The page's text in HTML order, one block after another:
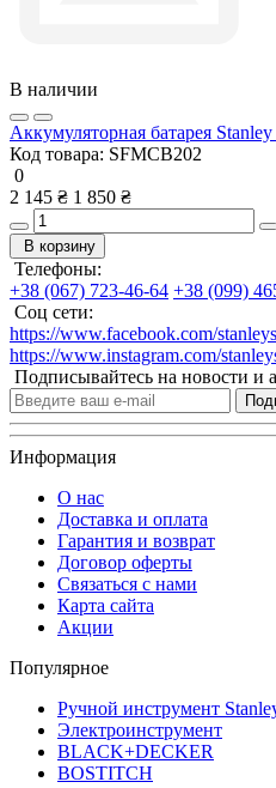
В наличии
Аккумуляторная батарея
Код товара: SFMCB202
0
2 145 ₴ 1 850 ₴
В корзину
Телефоны:
+38 (067) 723-46-64 +38 (099)
Соц сети:
https://www.facebook.com/
https://www.instagram.com/
Подписывайтесь на новости и
Информация
О нас
Доставка и оплата
Гарантия и возврат
Договор оферты
Связаться с нами
Карта сайта
Акции
Популярное
Ручной инструмент
Электроинструмент
BLACK+DECKER
BOSTITCH